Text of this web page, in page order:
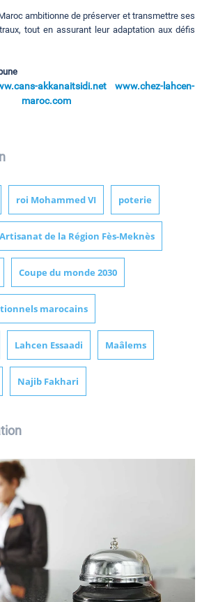
ambitionne de préserver et transmettre ses
tout en assurant leur adaptation aux défis
akkanaitsidi.net
www.chez-lahcen-
maroc.com
roi Mohammed VI poterie
de la Région Fès-Meknès
Coupe du monde 2030
marocains
Lahcen Essaadi Maâlems
Najib Fakhari